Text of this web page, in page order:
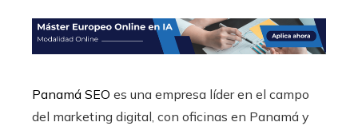
Panamá SEO es una empresa líder en el campo
del marketing digital, con oficinas en Panamá y